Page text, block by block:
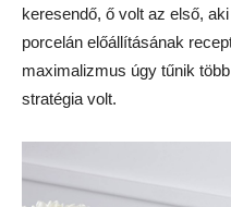
keresendő, ő volt az első,
porcelán előállításának
maximalizmus úgy tűnik
stratégia volt.